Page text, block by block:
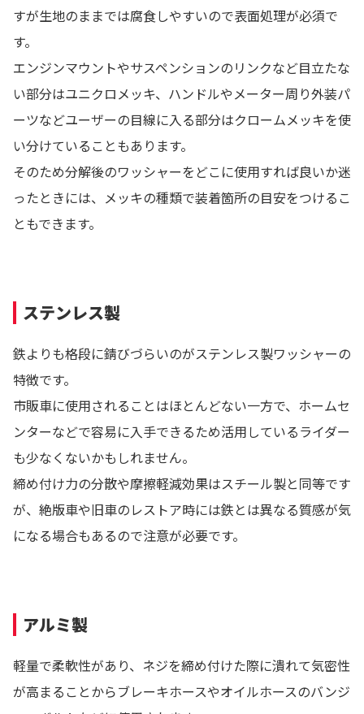
すが生地のままでは腐食しやすいので表面処理が必須で
す。
エンジンマウントやサスペンションのリンクなど目立たな
い部分はユニクロメッキ、ハンドルやメーター周り外装パ
ーツなどユーザーの目線に入る部分はクロームメッキを使
い分けていることもあります。
そのため分解後のワッシャーをどこに使用すれば良いか迷
ったときには、メッキの種類で装着箇所の目安をつけるこ
ともできます。
ステンレス製
鉄よりも格段に錆びづらいのがステンレス製ワッシャーの
特徴です。
市販車に使用されることはほとんどない一方で、ホームセ
ンターなどで容易に入手できるため活用しているライダー
も少なくないかもしれません。
締め付け力の分散や摩擦軽減効果はスチール製と同等です
が、絶版車や旧車のレストア時には鉄とは異なる質感が気
になる場合もあるので注意が必要です。
アルミ製
軽量で柔軟性があり、ネジを締め付けた際に潰れて気密性
が高まることからブレーキホースやオイルホースのバンジ